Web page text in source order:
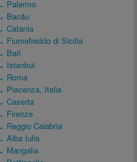
Palermo
Bacău
Catania
Fiumefreddo di Sicilia
Bari
Istanbul
Roma
Piacenza, Italia
Caserta
Firenze
Reggio Calabria
Alba Iulia
Mangalia